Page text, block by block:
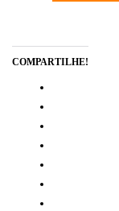
COMPARTILHE!